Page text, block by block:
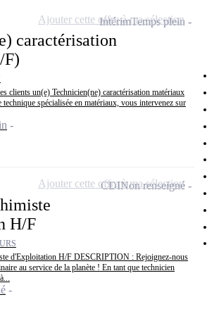
caractérisation
F)
clients un(e) Technicien(ne) caractérisation matériaux
spécialisée en matériaux, vous intervenez sur
IntérimTemps plein
Ajouter cette offre à ma sélection
H/F
d'Exploitation H/F DESCRIPTION : Rejoignez-nous
au service de la planète ! En tant que technicien
CDINon renseigné
Ajouter cette offre à ma sélection